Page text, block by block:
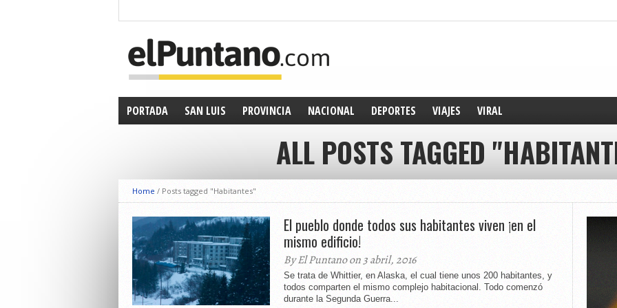
PORTADA SAN LUIS PROVINCIA NACIONAL DEPORTES VIAJES VIRAL
ALL POSTS TAGGED
Home / Posts tagged "Habitantes"
El pueblo donde todos sus habitantes viven ¡en el
mismo edificio!
By El Puntano on 3 abril, 2016
Se trata de Whittier, en Alaska, el cual tiene unos 200 habitantes, y
todos comparten el mismo complejo habitacional. Todo comenzó
durante la Segunda Guerra...